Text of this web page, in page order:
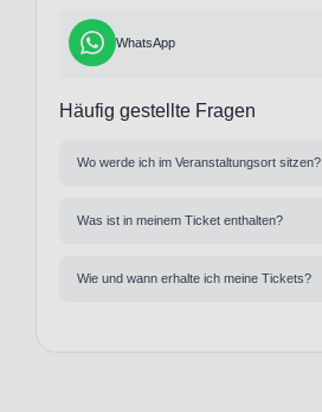
WhatsApp
Häufig gestellte Fragen
Wo werde ich im Veranstaltungsort sitzen?
Was ist in meinem Ticket enthalten?
Wie und wann erhalte ich meine Tickets?